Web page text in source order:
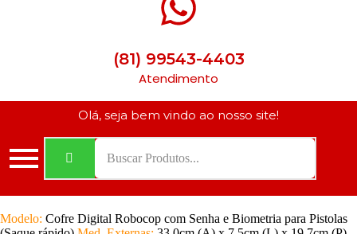
(81) 99543-4403
Atendimento
Olá, seja bem vindo ao nosso site!
Modelo: Cofre Digital Robocop com Senha e Biometria para Pistolas